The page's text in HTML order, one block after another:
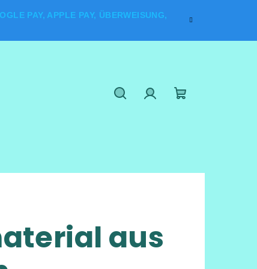
PAY, APPLE PAY, ÜBERWEISUNG,
aus